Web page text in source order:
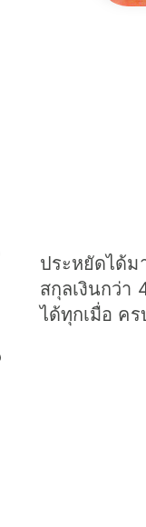
ประหยัดได้ม
สกุลเงินกว่า
ได้ทุกเมื่อ ค